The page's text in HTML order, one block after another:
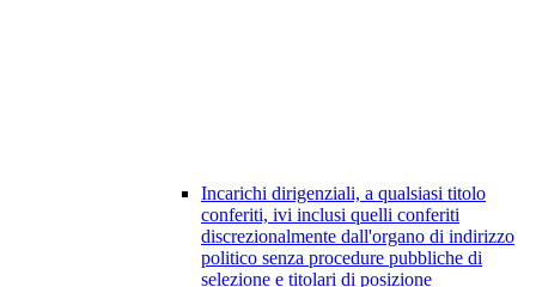
Incarichi dirigenziali, a qualsiasi titolo
conferiti, ivi inclusi quelli conferiti
discrezionalmente dall'organo di indirizzo
politico senza procedure pubbliche di
selezione e titolari di posizione